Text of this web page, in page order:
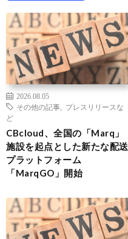
2026.08.05
その他の記事
プレスリリースな
ど
CBcloud、全国の「Marq」
施設を起点とした新たな配送
プラットフォーム
「MarqGO」開始